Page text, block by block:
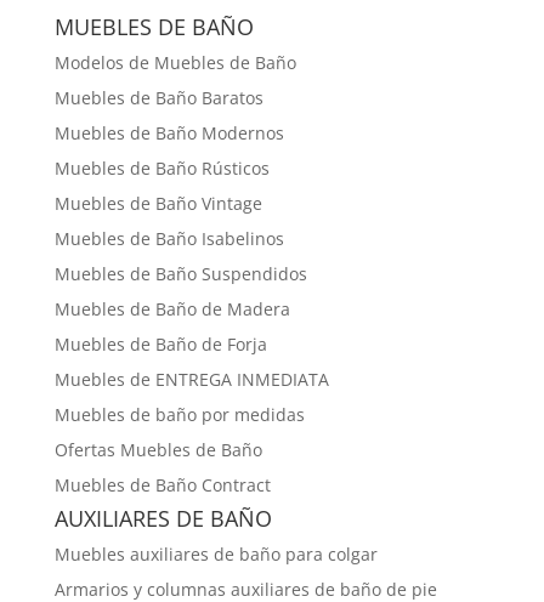
MUEBLES DE BAÑO
Modelos de Muebles de Baño
Muebles de Baño Baratos
Muebles de Baño Modernos
Muebles de Baño Rústicos
Muebles de Baño Vintage
Muebles de Baño Isabelinos
Muebles de Baño Suspendidos
Muebles de Baño de Madera
Muebles de Baño de Forja
Muebles de ENTREGA INMEDIATA
Muebles de baño por medidas
Ofertas Muebles de Baño
Muebles de Baño Contract
AUXILIARES DE BAÑO
Muebles auxiliares de baño para colgar
Armarios y columnas auxiliares de baño de pie